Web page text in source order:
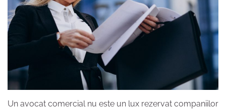
Un avocat comercial nu este un lux rezervat companiilor